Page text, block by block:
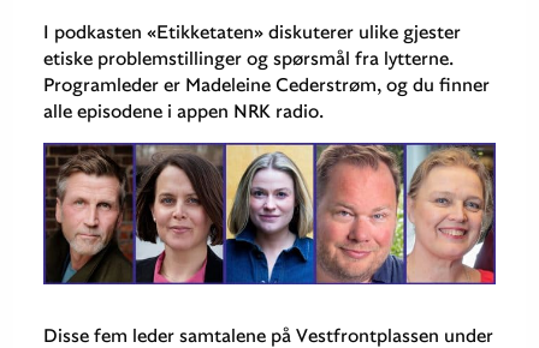
I podkasten «Etikketaten» diskuterer ulike gjester
etiske problemstillinger og spørsmål fra lytterne.
Programleder er Madeleine Cederstrøm, og du finner
alle episodene i appen NRK radio.
Disse fem leder samtalene på Vestfrontplassen under